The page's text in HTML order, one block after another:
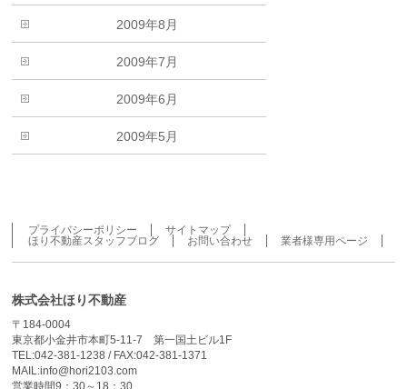
2009年8月
2009年7月
2009年6月
2009年5月
プライバシーポリシー
サイトマップ
ほり不動産スタッフブログ
お問い合わせ 業者様専用ページ
株式会社ほり不動産
〒184-0004
東京都小金井市本町5-11-7 第一国土ビル1F
TEL:042-381-1238 / FAX:042-381-1371
MAIL:info@hori2103.com
営業時間9：30～18：30